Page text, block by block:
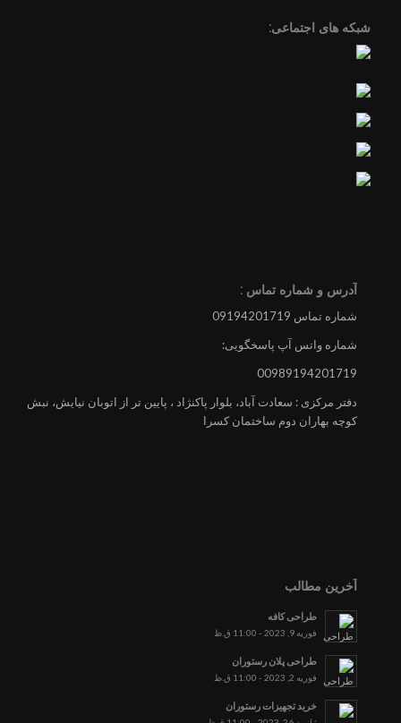
شبکه های اجتماعی:
آدرس و شماره تماس :
شماره تماس 09194201719
شماره واتس آپ پاسخگویی:
00989194201719
دفتر مرکزی : سعادت آباد، بلوار پاکنژاد ، پایین تر از اتوبان نیایش، نبش
کوچه بهاران دوم ساختمان کسرا
آخرین مطالب
طراحی کافه
فوریه 9, 2023 - 11:00 ق.ظ
طراحی پلان رستوران
فوریه 2, 2023 - 11:00 ق.ظ
خرید تجهیزات رستوران